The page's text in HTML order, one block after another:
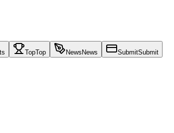
TopTop News News SubmitSubmit